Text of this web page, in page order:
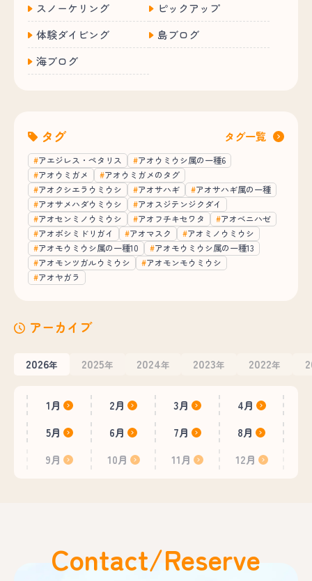
スノーケリング
ピックアップ
体験ダイビング
島ブログ
海ブログ
タグ タグ一覧
アエジレス・ペタリス
アオウミウシ属の一種6
アオウミガメ
アオウミガメのタグ
アオクシエラウミウシ
アオサハギ
アオサハギ属の一種
アオサメハダウミウシ
アオスジテンジクダイ
アオセンミノウミウシ
アオフチキセワタ
アオベニハゼ
アオボシミドリガイ
アオマスク
アオミノウミウシ
アオモウミウシ属の一種10
アオモウミウシ属の一種13
アオモンツガルウミウシ
アオモンモウミウシ
アオヤガラ
アーカイブ
2026年 2025年 2024年 2023年 2022年
1月 2月 3月
4月
5月
6月 7月
8月
9月
10月 11月 12月
Contact/Reserve